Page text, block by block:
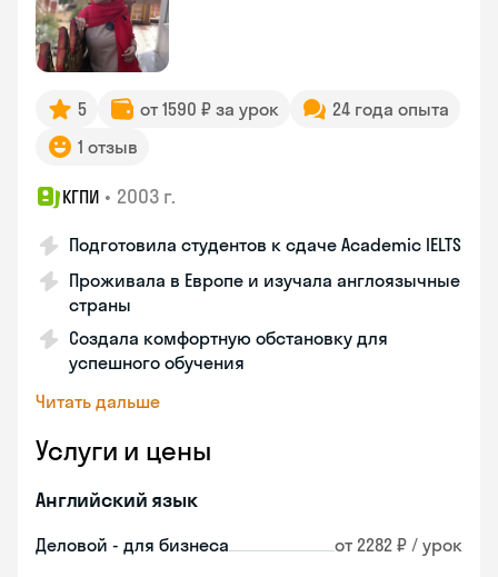
5 от 1590 ₽ за урок
24 года опыта
1 отзыв
КГПИ • 2003 г.
Подготовила студентов к сдаче Academic IELTS
Проживала в Европе и изучала англоязычные
страны
Создала комфортную обстановку для
успешного обучения
Читать дальше
Услуги и цены
Английский язык
Деловой - для бизнеса от 2282 ₽ / урок